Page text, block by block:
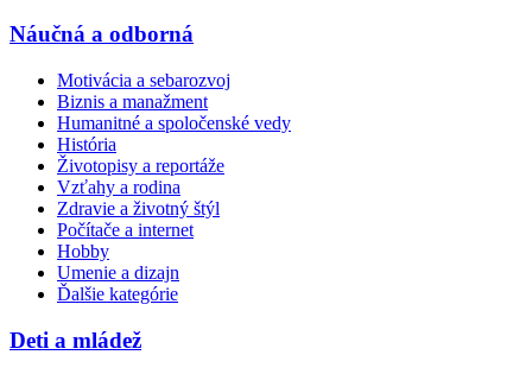
Náučná a odborná
Motivácia a sebarozvoj
Biznis a manažment
Humanitné a spoločenské vedy
História
Životopisy a reportáže
Vzťahy a rodina
Zdravie a životný štýl
Počítače a internet
Hobby
Umenie a dizajn
Ďalšie kategórie
Deti a mládež